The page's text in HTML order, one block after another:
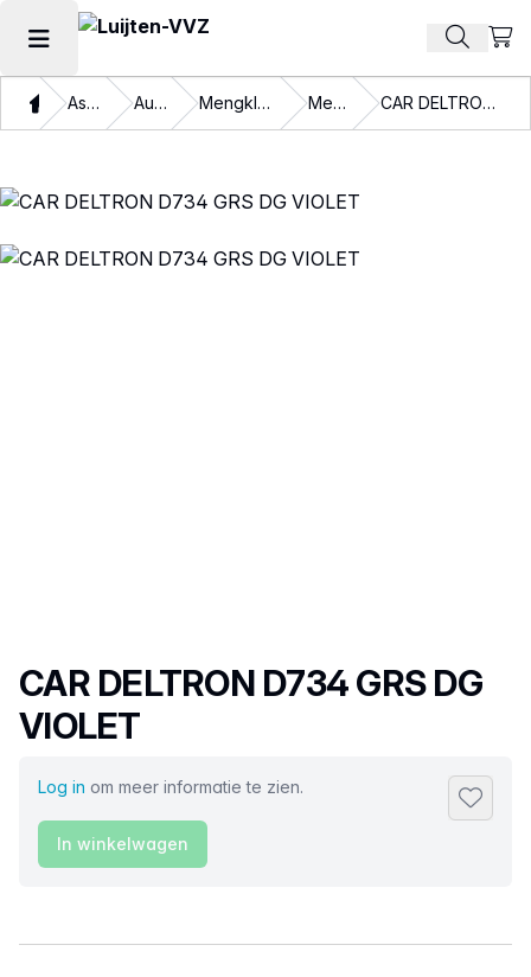
Hoofdmenu openen Zoek
ThuisAssortiment Autolakken Mengkleuren en binders Mengkleuren CAR DELTRON D734 GRS DG VIOLET
Productnaam
CAR DELTRON D734 GRS DG
VIOLET
Log in om meer informatie te zien.
In winkelwagen